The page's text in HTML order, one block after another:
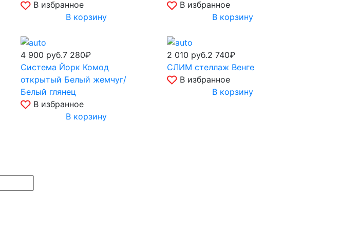
В избранное
В корзину
В избранное
В корзину
4 900 руб.7 280₽
Система Йорк Комод
открытый Белый жемчуг/
Белый глянец
В избранное
В корзину
2 010 руб.2 740₽
СЛИМ стеллаж Венге
В избранное
В корзину